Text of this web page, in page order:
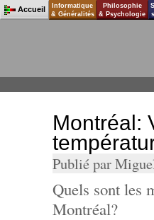
Montréal:
Publié par
Quels sont les
Montréal?
Accueil
Informatique
& Généralités
Philosophie
& Psychologie